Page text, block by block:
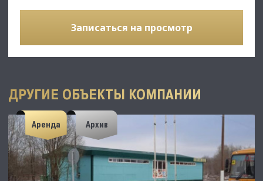
Записаться на просмотр
ДРУГИЕ ОБЪЕКТЫ КОМПАНИИ
Аренда Архив